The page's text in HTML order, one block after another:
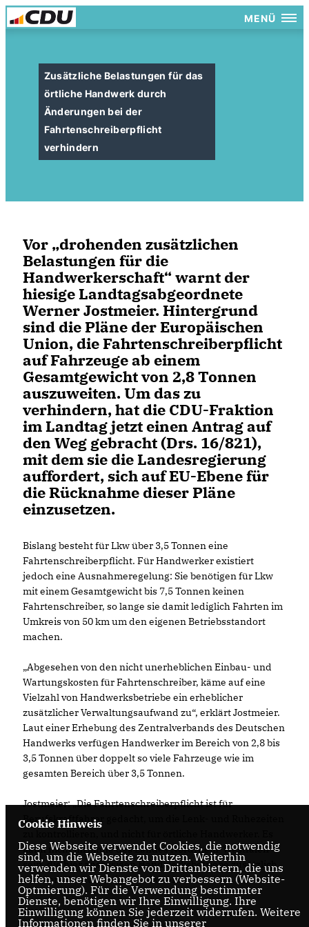
MENÜ
Zusätzliche Belastungen für das
örtliche Handwerk durch
Änderungen bei der
Fahrtenschreiberpflicht
verhindern
Vor „drohenden zusätzlichen
Belastungen für die
Handwerkerschaft“ warnt der
hiesige Landtagsabgeordnete
Werner Jostmeier. Hintergrund
sind die Pläne der Europäischen
Union, die Fahrtenschreiberpflicht
auf Fahrzeuge ab einem
Gesamtgewicht von 2,8 Tonnen
auszuweiten. Um das zu
verhindern, hat die CDU-Fraktion
im Landtag jetzt einen Antrag auf
den Weg gebracht (Drs. 16/821),
mit dem sie die Landesregierung
auffordert, sich auf EU-Ebene für
die Rücknahme dieser Pläne
einzusetzen.
Bislang besteht für Lkw über 3,5 Tonnen eine
Fahrtenschreiberpflicht. Für Handwerker existiert
jedoch eine Ausnahmeregelung: Sie benötigen für Lkw
mit einem Gesamtgewicht bis 7,5 Tonnen keinen
Fahrtenschreiber, so lange sie damit lediglich Fahrten im
Umkreis von 50 km um den eigenen Betriebsstandort
machen.
Abgesehen von den nicht unerheblichen Einbau- und
Wartungskosten für Fahrtenschreiber, käme auf eine
Vielzahl von Handwerksbetriebe ein erheblicher
zusätzlicher Verwaltungsaufwand zu“, erklärt Jostmeier.
Laut einer Erhebung des Zentralverbands des Deutschen
Handwerks verfügen Handwerker im Bereich von 2,8 bis
3,5 Tonnen über doppelt so viele Fahrzeuge wie im
gesamten Bereich über 3,5 Tonnen.
Jostmeier: „Die Fahrtenschreiberpflicht ist für
Berufskraftfahrer gedacht, um die Lenk- und Ruhezeiten
kann nicht im Sinne des Landes Nordrhein-Westfalen
sein, die hier ansässigen Handwerksbetriebe zusätzlich
und vor allem unnötig zu belasten.“
Cookie Hinweis
Diese Webseite verwendet Cookies, die notwendig
sind, um die Webseite zu nutzen. Weiterhin
verwenden wir Dienste von Drittanbietern, die uns
helfen, unser Webangebot zu verbessern (Website-
Optmierung). Für die Verwendung bestimmter
Dienste, benötigen wir Ihre Einwilligung. Ihre
Einwilligung können Sie jederzeit widerrufen. Weitere
Informationen finden Sie in unserer